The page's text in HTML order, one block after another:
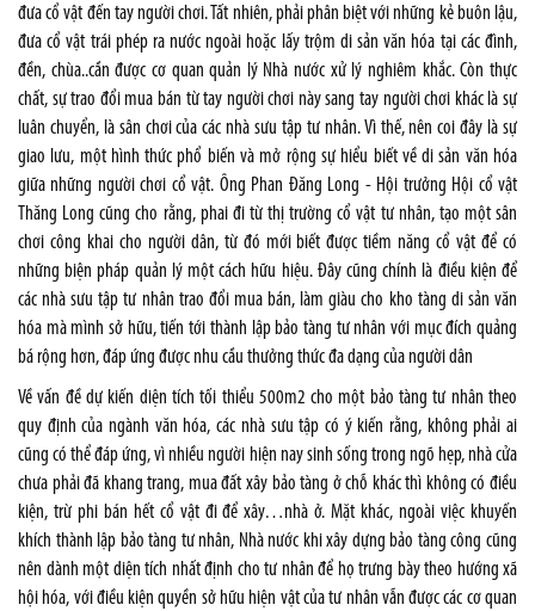
đưa cổ vật đến tay người chơi. Tất nhiên, phải phân biệt với những kẻ buôn lậu,
đưa cổ vật trái phép ra nước ngoài hoặc lấy trộm di sản văn hóa tại các đình,
đền, chùa..cần được cơ quan quản lý Nhà nước xử lý nghiêm khắc. Còn thực
chất, sự trao đổi mua bán từ tay người chơi này sang tay người chơi khác là sự
luân chuyển, là sân chơi của các nhà sưu tập tư nhân. Vì thế, nên coi đây là sự
giao lưu, một hình thức phổ biến và mở rộng sự hiểu biết về di sản văn hóa
giữa những người chơi cổ vật. Ông Phan Đăng Long - Hội trưởng Hội cổ vật
Thăng Long cũng cho rằng, phai đi từ thị trường cổ vật tư nhân, tạo một sân
chơi công khai cho người dân, từ đó mới biết được tiềm năng cổ vật để có
những biện pháp quản lý một cách hữu hiệu. Đây cũng chính là điều kiện để
các nhà sưu tập tư nhân trao đổi mua bán, làm giàu cho kho tàng di sản văn
hóa mà mình sở hữu, tiến tới thành lập bảo tàng tư nhân với mục đích quảng
bá rộng hơn, đáp ứng được nhu cầu thưởng thức đa dạng của người dân
Về vấn đề dự kiến diện tích tối thiểu 500m2 cho một bảo tàng tư nhân theo
quy định của ngành văn hóa, các nhà sưu tập có ý kiến rằng, không phải ai
cũng có thể đáp ứng, vì nhiều người hiện nay sinh sống trong ngõ hẹp, nhà cửa
chưa phải đã khang trang, mua đất xây bảo tàng ở chỗ khác thì không có điều
kiện, trừ phi bán hết cổ vật đi để xây…nhà ở. Mặt khác, ngoài việc khuyến
khích thành lập bảo tàng tư nhân, Nhà nước khi xây dựng bảo tàng công cũng
nên dành một diện tích nhất định cho tư nhân để họ trưng bày theo hướng xã
hội hóa, với điều kiện quyền sở hữu hiện vật của tư nhân vẫn được các cơ quan